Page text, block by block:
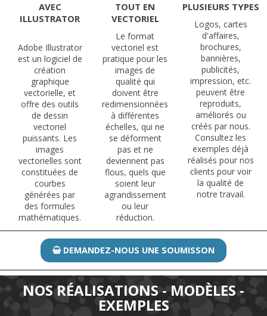
AVEC
ILLUSTRATOR
Adobe Illustrator
est un logiciel de
création
graphique
vectorielle, et
offre des outils
de dessin
vectoriel
puissants. Les
images
vectorielles sont
constituées de
courbes
générées par
des formules
mathématiques.
TOUT EN
VECTORIEL
Le format
vectoriel est
pratique pour les
images de
qualité qui
doivent être
redimensionnées
à différentes
échelles, qui ne
se déforment
pas et ne
deviennent pas
flous, quels que
soient leur
agrandissement
ou leur
réduction.
PLUSIEURS TYPES
Logos, cartes
d'affaires,
brochures,
bannières,
publicités,
impression, etc.
peuvent être
reproduits,
améliorés ou
créés par nous.
Consultez les
exemples déjà
réalisés pour nos
clients pour voir
la qualité de
notre travail.
DEMANDEZ-NOUS UNE SOUMISSON
NOS RÉALISATIONS - MODÈLES -
EXEMPLES